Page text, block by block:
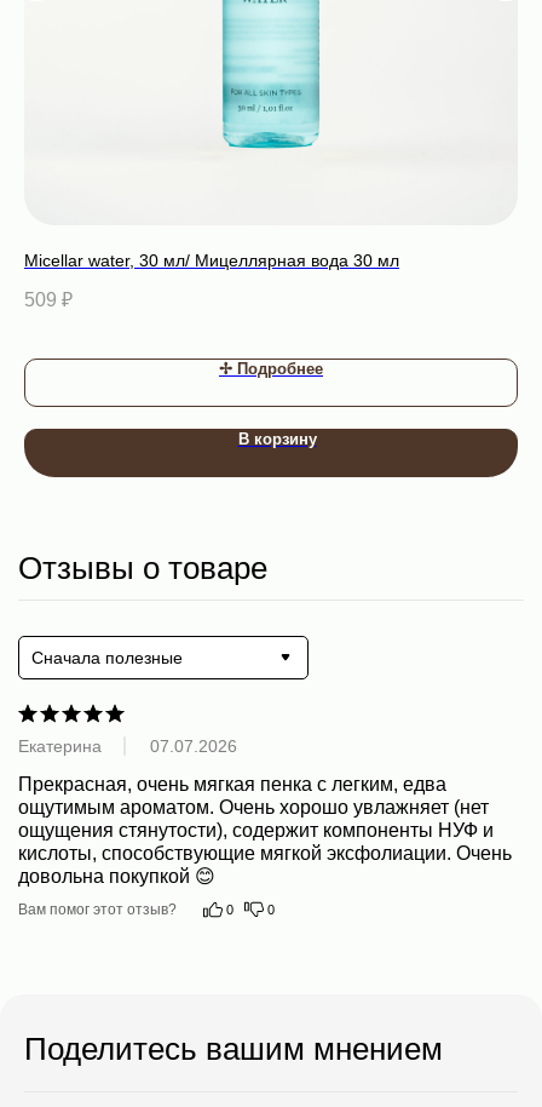
Micellar water, 30 мл/ Мицеллярная вода 30 мл
509 ₽
✢ Подробнее
В корзину
Отзывы о товаре
Сначала полезные
Екатерина 07.07.2026
Прекрасная, очень мягкая пенка с легким, едва
ощутимым ароматом. Очень хорошо увлажняет (нет
ощущения стянутости), содержит компоненты НУФ и
кислоты, способствующие мягкой эксфолиации. Очень
довольна покупкой 😊
Вам помог этот отзыв? 0 0
Поделитесь вашим мнением
Контакты
Клиентам Каталог
Пользовательское соглашение
Оферта Наборы
info@ecomirai.ru
WhatsApp
8 800 444 51 06